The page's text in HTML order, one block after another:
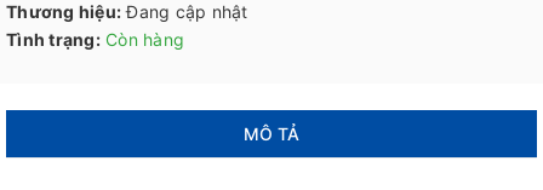
Thương hiệu: Đang cập nhật
Tình trạng: Còn hàng
MÔ TẢ